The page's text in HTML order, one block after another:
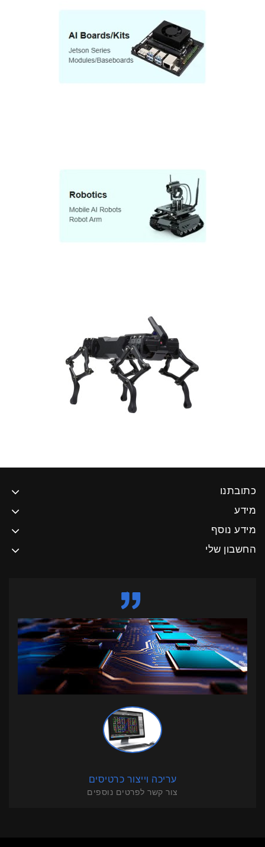
כתובתנו
מידע
מידע נוסף
החשבון שלי
עריכה וייצור כרטיסים
צור קשר לפרטים נוספים